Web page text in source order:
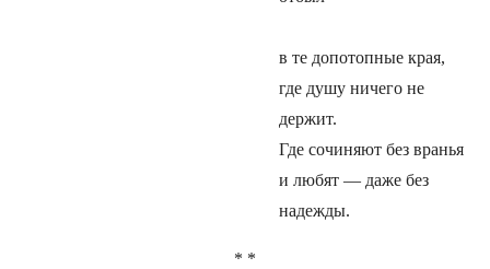
в те допотопные края,
где душу ничего не
держит.
Где сочиняют без вранья
и любят — даже без
надежды.
* *